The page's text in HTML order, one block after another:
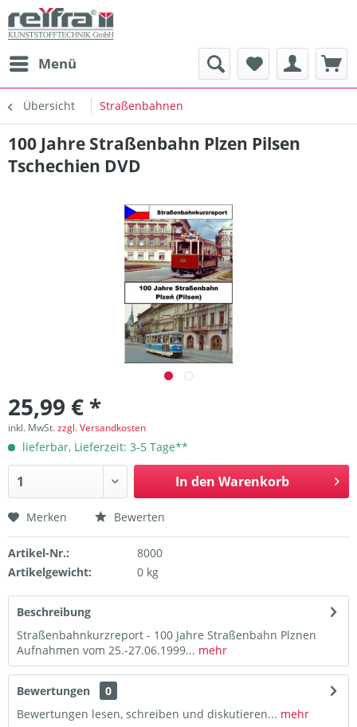
Menü
Übersicht Straßenbahnen
100 Jahre Straßenbahn Plzen Pilsen
Tschechien DVD
25,99 € *
inkl. MwSt.zzgl. Versandkosten
lieferbar, Lieferzeit: 3-5 Tage**
In den Warenkorb
Merken Bewerten
Artikel-Nr.:
8000
Artikelgewicht:
0 kg
Beschreibung
Straßenbahnkurzreport - 100 Jahre Straßenbahn Plznen
Aufnahmen vom 25.-27.06.1999... mehr
Bewertungen
0
Bewertungen lesen, schreiben und diskutieren... mehr